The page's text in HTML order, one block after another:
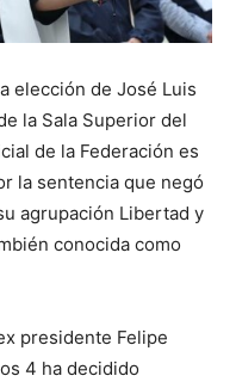
elección de José Luis
la Sala Superior del
de la Federación es
la sentencia que negó
agrupación Libertad y
conocida como
presidente Felipe
4 ha decidido